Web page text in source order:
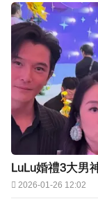
LuLu婚禮3大男
2026-01-26 12:02